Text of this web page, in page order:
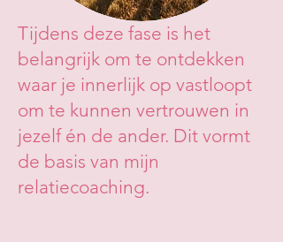
Tijdens deze fase is het
belangrijk om te ontdekken
waar je innerlijk op vastloopt
om te kunnen vertrouwen in
jezelf én de ander. Dit vormt
de basis van mijn
relatiecoaching.